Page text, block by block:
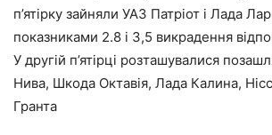
п’ятірку зайняли УАЗ Патріот і Лада
показниками 2.8 і 3,5 викрадення
У другій п’ятірці розташувалися
Нива, Шкода Октавія, Лада Калина,
Гранта